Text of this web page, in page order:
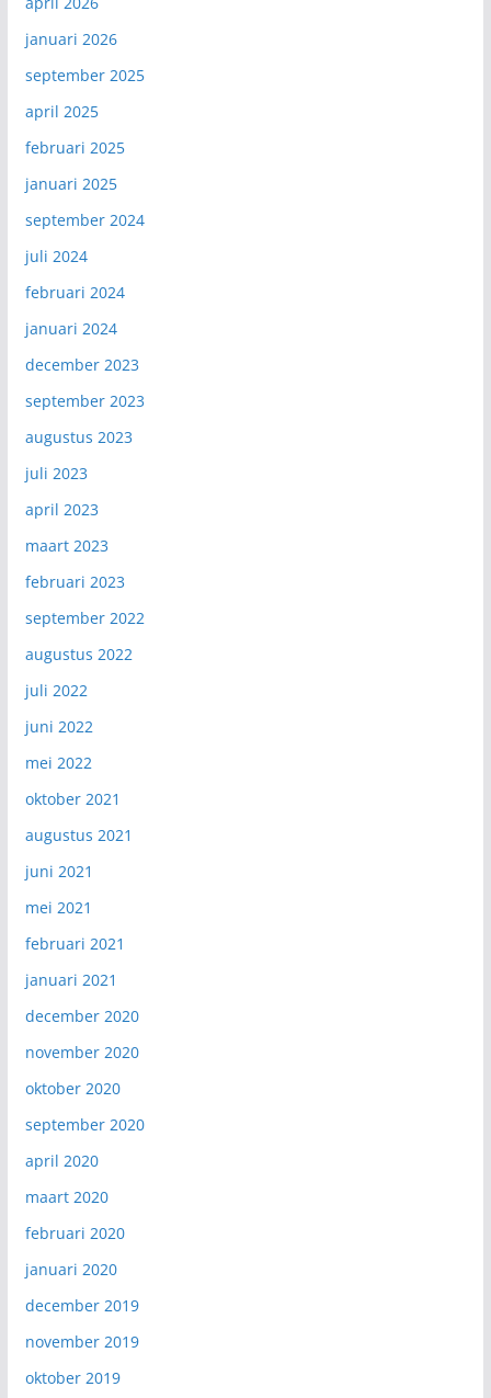
januari 2026
september 2025
april 2025
februari 2025
januari 2025
september 2024
juli 2024
februari 2024
januari 2024
december 2023
september 2023
augustus 2023
juli 2023
april 2023
maart 2023
februari 2023
september 2022
augustus 2022
juli 2022
juni 2022
mei 2022
oktober 2021
augustus 2021
juni 2021
mei 2021
februari 2021
januari 2021
december 2020
november 2020
oktober 2020
september 2020
april 2020
maart 2020
februari 2020
januari 2020
december 2019
november 2019
oktober 2019